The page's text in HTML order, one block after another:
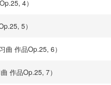
4）
5）
作品Op.25, 6）
作品Op.25, 7）